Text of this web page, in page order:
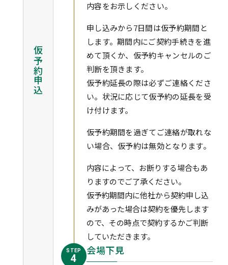
仮予約申込
内容をお示しください。
申し込みから7日間は仮予約期間と
します。期間内にご契約手続きを進
めて頂くか、仮予約キャンセルのご
判断を頂きます。
仮予約延長の際は必ずご連絡くださ
い。状況に応じて仮予約の延長を受
け付けます。
仮予約期間を過ぎてご連絡が取れな
い場合、仮予約は無効となります。
内容によって、お断りする場合もあ
りますのでご了承ください。
仮予約期間内に他社から契約申し込
みがあった場合は契約を優先します
ので、その時点で契約するかご判断
していただきます。
STEP
4
会場下見